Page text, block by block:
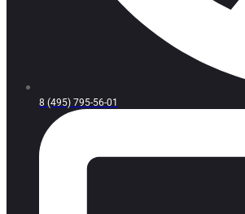
8 (495) 795-56-01